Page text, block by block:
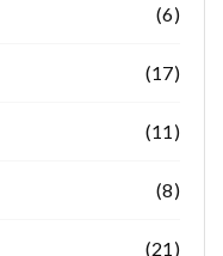
(6)
(17)
(11)
(8)
(21)